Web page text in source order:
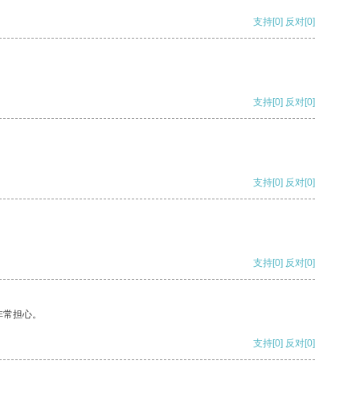
支持[0] 反对[0]
支持[0] 反对[0]
支持[0] 反对[0]
支持[0] 反对[0]
担心。
支持[0] 反对[0]